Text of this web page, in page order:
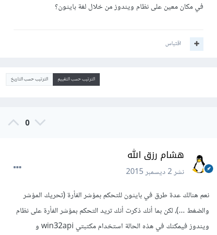
في مكان معين على نظام ويندوز من خلال لغة بايثون؟
اقتباس
الترتيب حسب التقييم الترتيب حسب التاريخ
0
هشام رزق الله
نشر2 ديسمبر 2015
نعم هنالك عدة طرق في بايثون للتحكم بمؤشر الفأرة (تحريك المؤشر
والضغط …)، لكن بما أنك ذكرت أنك تريد التحكم بمؤشر الفأرة على نظام
ويندوز فيمكنك في هذه الحالة استخدام مكتبتي win32api و